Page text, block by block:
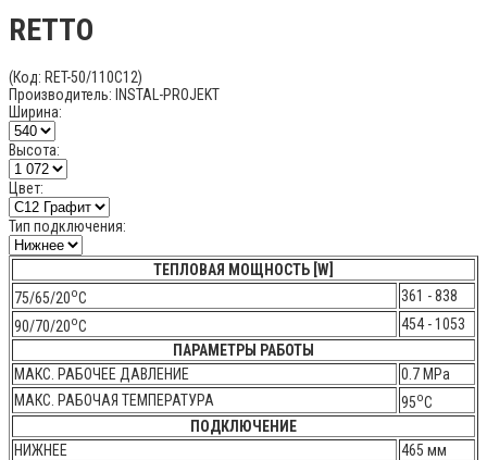
RETTO
(Код: RET-50/110C12)
Производитель: INSTAL-PROJEKT
Ширина:
Высота:
Цвет:
Тип подключения:
ТЕПЛОВАЯ МОЩНОСТЬ [W]
75/65/20oC
361 - 838
90/70/20oC
454 - 1053
ПАРАМЕТРЫ РАБОТЫ
МАКС. РАБОЧЕЕ ДАВЛЕНИЕ
0.7 МPa
МАКС. РАБОЧАЯ ТЕМПЕРАТУРА
95oC
ПОДКЛЮЧЕНИЕ
НИЖНЕЕ
465 мм